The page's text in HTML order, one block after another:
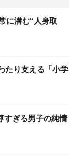
に潜む“人身取
たり支える「小学
すぎる男子の純情